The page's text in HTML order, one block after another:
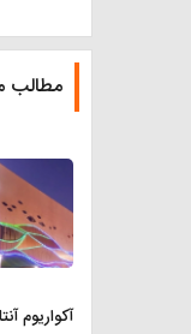
مطالب
آکواریوم